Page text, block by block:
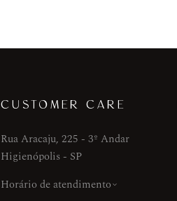
CUSTOMER CARE
Rua Aracaju, 225 - 3º Andar
Higienópolis - SP
Horário de atendimento